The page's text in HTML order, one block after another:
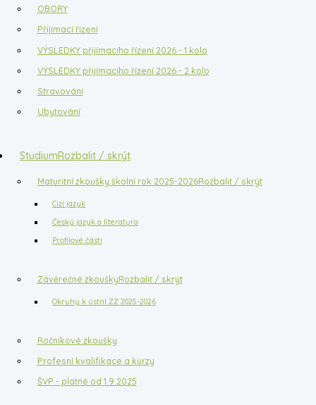
OBORY
Přijímací řízení
VÝSLEDKY přijímacího řízení 2026 - 1.kolo
VÝSLEDKY přijímacího řízení 2026 - 2.kolo
Stravování
Ubytování
StudiumRozbalit / skrýt
Maturitní zkoušky školní rok 2025-2026Rozbalit / skrýt
Cizí jazyk
Český jazyk a literatura
Profilové části
Závěrečné zkouškyRozbalit / skrýt
Okruhy k ústní ZZ 2025-2026
Ročníkové zkoušky
Profesní kvalifikace a kurzy
ŠVP - platné od 1.9.2025